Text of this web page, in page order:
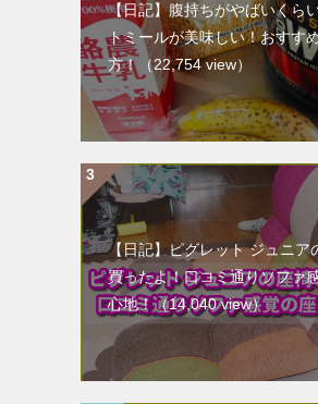
【日記】腹持ちがやばいくら
トミールが美味しい！おすす
方！
（22,754 view）
【日記】ピグレット ジュニア
買ったよ！口コミ通りソファ
心地！（14,040 view）